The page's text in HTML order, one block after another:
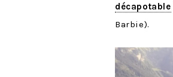
décapotable
Barbie).